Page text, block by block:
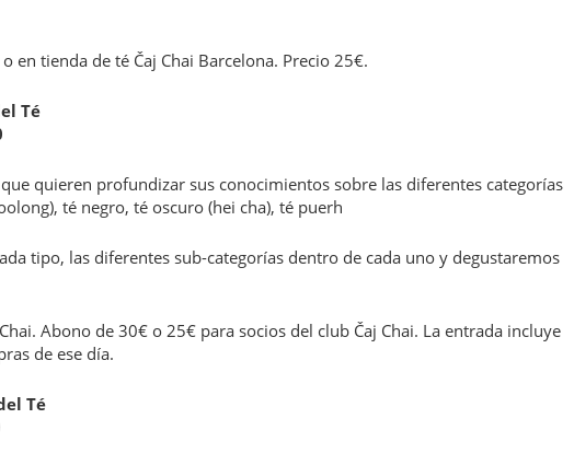
en tienda de té Čaj Chai Barcelona. Precio 25€.
Té
quieren profundizar sus conocimientos sobre las diferentes categorías
té negro, té oscuro (hei cha), té puerh
tipo, las diferentes sub-categorías dentro de cada uno y degustaremos
Abono de 30€ o 25€ para socios del club Čaj Chai. La entrada incluye
de ese día.
Té